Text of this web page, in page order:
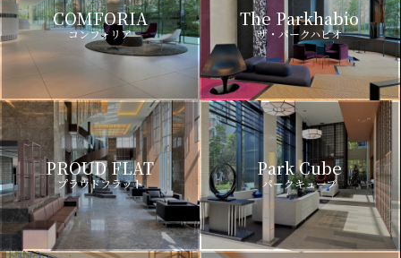
COMFORIA
コンフォリア
The Parkhabio
ザ・パークハビオ
PROUD FLAT
プラウドフラット
Park Cube
パークキューブ